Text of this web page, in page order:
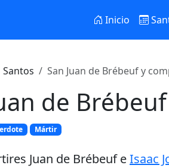
Inicio
Santos San Juan de Brébeuf y
de
Mártir
Juan de Brébeuf eIsaac